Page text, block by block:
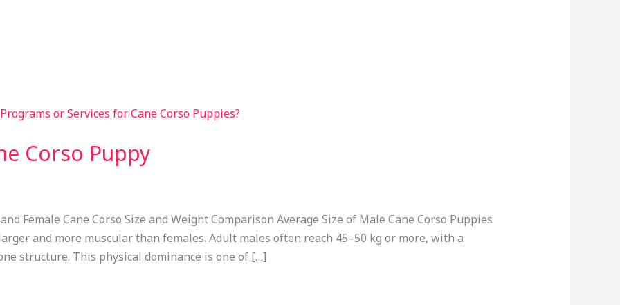
Corso Puppy
Female Cane Corso Size and Weight Comparison Average Size of Male Cane Corso Puppies
and more muscular than females. Adult males often reach 45–50 kg or more, with a
structure. This physical dominance is one of […]